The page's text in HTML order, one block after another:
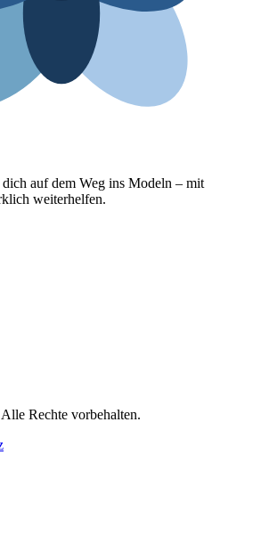
auf dem Weg ins Modeln – mit
weiterhelfen.
Rechte vorbehalten.